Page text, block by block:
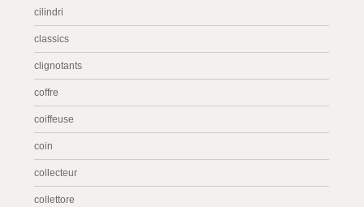
cilindri
classics
clignotants
coffre
coiffeuse
coin
collecteur
collettore